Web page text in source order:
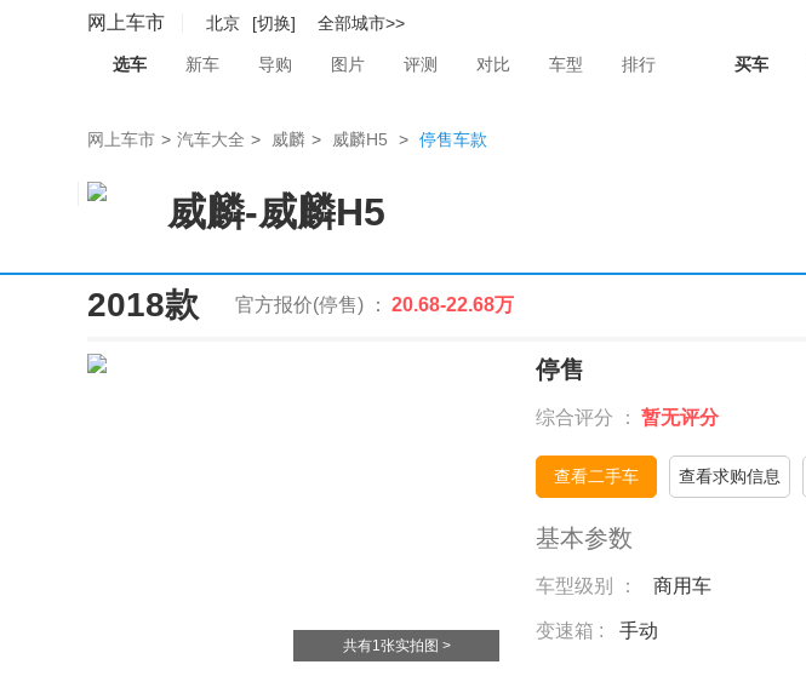
网上车市 北京 [切换] 全部城市>>
选车 新车 导购 图片 评测 对比 车型 排行 买车
网上车市 > 汽车大全 > 威麟 > 威麟H5 > 停售车款
威麟-威麟H5
2018款 官方报价(停售) ： 20.68-22.68万
共有1张实拍图 >
停售
综合评分 ： 暂无评分
查看二手车 查看求购信息
基本参数
车型级别 ： 商用车
变速箱 : 手动